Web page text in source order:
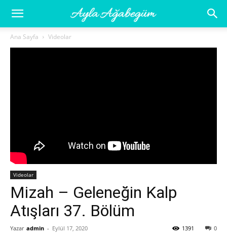
Ayla
Ana Sayfa Videolar
Videolar
Mizah – Geleneğin Kalp
Atışları 37. Bölüm
Yazar admin - Eylül 17, 2020 0
1391